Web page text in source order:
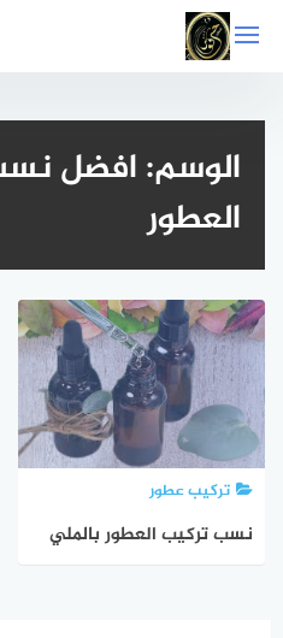
إلى
المحتوى
الوسم:افضل
العطور
تركيب عطور
نسب تركيب العطور بالملي